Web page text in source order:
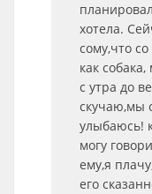
хотела.
сому,что
как
с утра до
скучаю,мы
улыбаюсь!
могу
ему,я
его